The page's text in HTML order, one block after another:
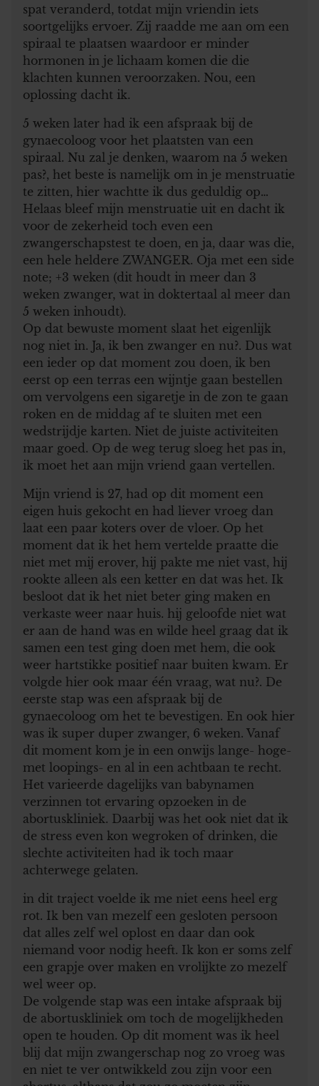
spat veranderd, totdat mijn vriendin iets
soortgelijks ervoer. Zij raadde me aan om een
spiraal te plaatsen waardoor er minder
hormonen in je lichaam komen die die
klachten kunnen veroorzaken. Nou, een
oplossing dacht ik.
5 weken later had ik een afspraak bij de
gynaecoloog voor het plaatsten van een
spiraal. Nu zal je denken, waarom na 5 weken
pas?, het beste is namelijk om in je menstruatie
te zitten, hier wachtte ik dus geduldig op…
Helaas bleef mijn menstruatie uit en dacht ik
voor de zekerheid toch even een
zwangerschapstest te doen, en ja, daar was die,
een hele heldere ZWANGER. Oja met een side
note; +3 weken (dit houdt in meer dan 3
weken zwanger, wat in doktertaal al meer dan
5 weken inhoudt).
Op dat bewuste moment slaat het eigenlijk
nog niet in. Ja, ik ben zwanger en nu?. Dus wat
een ieder op dat moment zou doen, ik ben
eerst op een terras een wijntje gaan bestellen
om vervolgens een sigaretje in de zon te gaan
roken en de middag af te sluiten met een
wedstrijdje karten. Niet de juiste activiteiten
maar goed. Op de weg terug sloeg het pas in,
ik moet het aan mijn vriend gaan vertellen.
Mijn vriend is 27, had op dit moment een
eigen huis gekocht en had liever vroeg dan
laat een paar koters over de vloer. Op het
moment dat ik het hem vertelde praatte die
niet met mij erover, hij pakte me niet vast, hij
rookte alleen als een ketter en dat was het. Ik
besloot dat ik het niet beter ging maken en
verkaste weer naar huis. hij geloofde niet wat
er aan de hand was en wilde heel graag dat ik
samen een test ging doen met hem, die ook
weer hartstikke positief naar buiten kwam. Er
volgde hier ook maar één vraag, wat nu?. De
eerste stap was een afspraak bij de
gynaecoloog om het te bevestigen. En ook hier
was ik super duper zwanger, 6 weken. Vanaf
dit moment kom je in een onwijs lange- hoge-
met loopings- en al in een achtbaan te recht.
Het varieerde dagelijks van babynamen
verzinnen tot ervaring opzoeken in de
abortuskliniek. Daarbij was het ook niet dat ik
de stress even kon wegroken of drinken, die
slechte activiteiten had ik toch maar
achterwege gelaten.
in dit traject voelde ik me niet eens heel erg
rot. Ik ben van mezelf een gesloten persoon
dat alles zelf wel oplost en daar dan ook
niemand voor nodig heeft. Ik kon er soms zelf
een grapje over maken en vrolijkte zo mezelf
wel weer op.
De volgende stap was een intake afspraak bij
de abortuskliniek om toch de mogelijkheden
open te houden. Op dit moment was ik heel
blij dat mijn zwangerschap nog zo vroeg was
en niet te ver ontwikkeld zou zijn voor een